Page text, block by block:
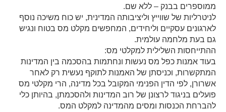
ממוספרים בבנק – ללא שם.
לניטרליות של שווייץ וליציבותה המדינית, יש כוח משיכה נוסף
לארגונים עסקיים וליחידים, המחפשים מקלט מס בטוח ונגיש
גם בעת מלחמה עולמית.
ההתייחסות השלילית למקלטי מס:
בעוד אמנות כפל מס נעשות ונחתמות בהסכמה בין המדינות
המתקשרות, וכניסתן של האמנות לתוקף נעשית רק לאחר
אשרורן, לפי הדין הפנימי המקובל בכל מדינה, הרי מקלטי מס
פועלים בניגוד לרצונן של רוב המדינות ולהסכמתן, בהיותן כלי
להברחת הכנסות ומסים מהמדינה למקלט המס.